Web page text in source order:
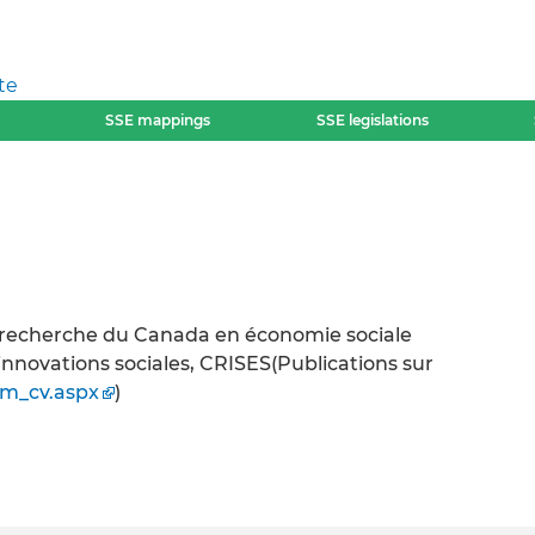
SSE mappings SSE legislations
du Canada en économie sociale
sociales, CRISES(Publications sur
)